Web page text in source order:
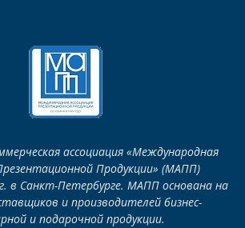
ассоциация «Международная
Продукции» (МАПП)
в Санкт-Петербурге. МАПП основана на
и производителей бизнес-
и подарочной продукции.